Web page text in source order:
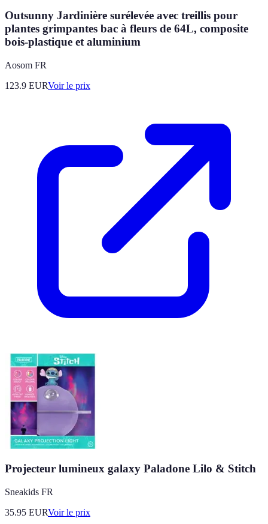
Outsunny Jardinière surélevée avec treillis pour
plantes grimpantes bac à fleurs de 64L, composite
bois-plastique et aluminium
Aosom FR
123.9 EURVoir le prix
Projecteur lumineux galaxy Paladone Lilo & Stitch
Sneakids FR
35.95 EURVoir le prix